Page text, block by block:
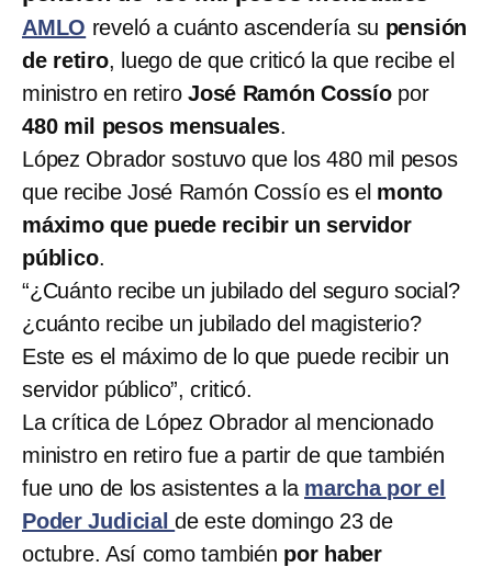
AMLO reveló a cuánto ascendería su pensión
de retiro, luego de que criticó la que recibe el
ministro en retiroJosé Ramón Cossío por
480 mil pesos mensuales.
López Obrador sostuvo que los 480 mil pesos
que recibe José Ramón Cossío es el monto
máximo que puede recibir un servidor
público.
“¿Cuánto recibe un jubilado del seguro social?
¿cuánto recibe un jubilado del magisterio?
Este es el máximo de lo que puede recibir un
servidor público”, criticó.
La crítica de López Obrador al mencionado
ministro en retiro fue a partir de que también
fue uno de los asistentes a la marcha por el
Poder Judicialde este domingo 23 de
octubre. Así como también por haber